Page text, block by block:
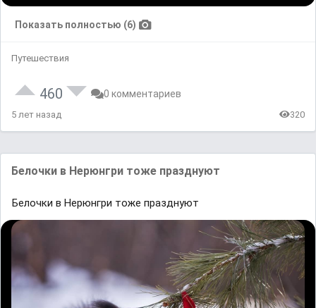
Показать полностью (6)
Путешествия
460 0 комментариев
5 лет назад 320
Белочки в Нерюнгри тоже празднуют
Белочки в Нерюнгри тоже празднуют